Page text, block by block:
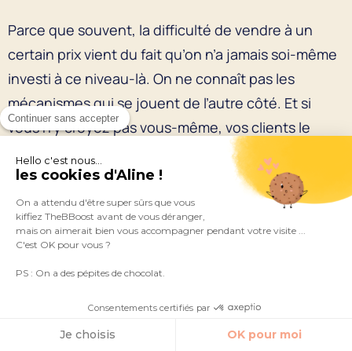
Continuer sans accepter
Hello c'est nous...
les cookies d'Aline !
On a attendu d'être super sûrs que vous
kiffiez TheBBoost avant de vous déranger,
mais on aimerait bien vous accompagner pendant votre visite ...
C'est OK pour vous ?
PS : On a des pépites de chocolat.
Consentements certifiés par
Je choisis OK pour moi
Parce que souvent, la difficulté de vendre à un
certain prix vient du fait qu’on n’a jamais soi-même
investi à ce niveau-là. On ne connaît pas les
mécanismes qui se jouent de l’autre côté. Et si
vous n’y croyez pas vous-même, vos clients le
Vos arguments doivent donc correspondre aux
mécanismes que vous souhaitez activer chez vos
clients et vous devezêtre aligné avec le prix que
Prenez conscience que vos tarifs
communiquent pour vous